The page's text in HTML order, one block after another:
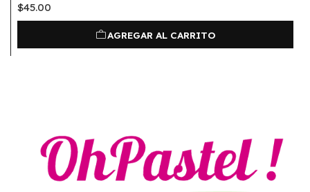
$45.00
AGREGAR AL CARRITO